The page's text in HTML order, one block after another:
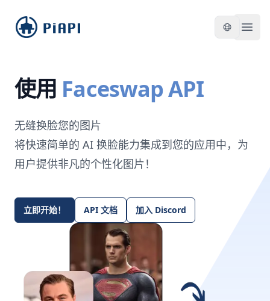
piapi
使用 Faceswap API
无缝换脸您的图片
将快速简单的 AI 换脸能力集成到您的应用中，为
用户提供非凡的个性化图片！
立即开始！ API 文档 加入 Discord